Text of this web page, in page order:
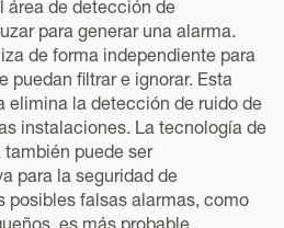
área de detección de
para generar una alarma.
de forma independiente para
puedan filtrar e ignorar. Esta
elimina la detección de ruido de
instalaciones. La tecnología de
puede ser
para la seguridad de
posibles falsas alarmas, como